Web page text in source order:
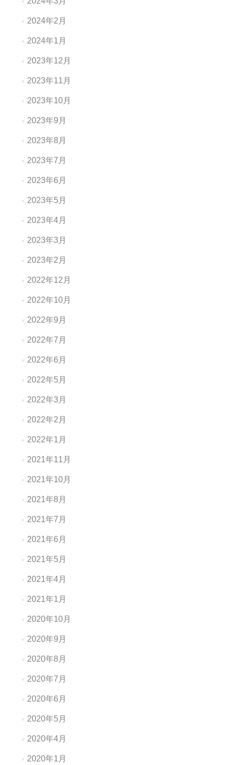
2024年2月
2024年1月
2023年12月
2023年11月
2023年10月
2023年9月
2023年8月
2023年7月
2023年6月
2023年5月
2023年4月
2023年3月
2023年2月
2022年12月
2022年10月
2022年9月
2022年7月
2022年6月
2022年5月
2022年3月
2022年2月
2022年1月
2021年11月
2021年10月
2021年8月
2021年7月
2021年6月
2021年5月
2021年4月
2021年1月
2020年10月
2020年9月
2020年8月
2020年7月
2020年6月
2020年5月
2020年4月
2020年1月